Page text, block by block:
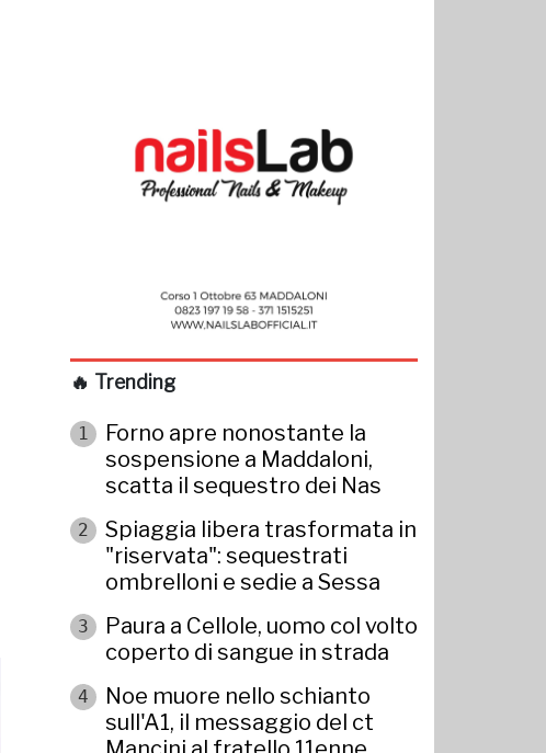
🔥 Trending
1
Forno apre nonostante la
sospensione a Maddaloni,
scatta il sequestro dei Nas
2
Spiaggia libera trasformata in
"riservata": sequestrati
ombrelloni e sedie a Sessa
3
Paura a Cellole, uomo col volto
coperto di sangue in strada
4
Noe muore nello schianto
sull'A1, il messaggio del ct